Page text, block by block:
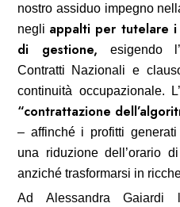
nostro assiduo impegno
negli appalti per tutelare
di gestione, esigendo
Contratti Nazionali e
continuità occupazionale.
“contrattazione
– affinché i profitti generati
una riduzione dell’orario
anziché trasformarsi in
Ad Alessandra Gaiardi